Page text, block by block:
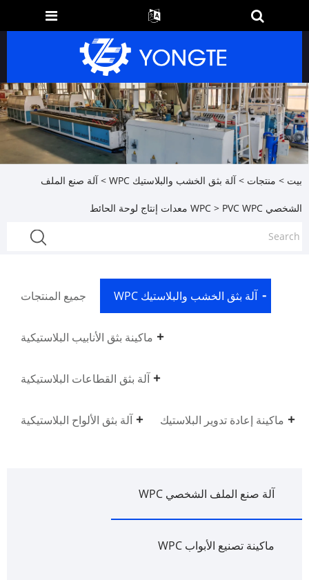
بيت > منتجات > آلة بثق الخشب والبلاستيك WPC > آلة صنع الملف
الشخصي WPC > PVC WPC معدات إنتاج لوحة الحائط
جميع المنتجات آلة بثق الخشب والبلاستيك WPC
ماكينة بثق الأنابيب البلاستيكية
آلة بثق القطاعات البلاستيكية
آلة بثق الألواح البلاستيكية ماكينة إعادة تدوير البلاستيك
آلة صنع الملف الشخصي WPC
ماكينة تصنيع الأبواب WPC